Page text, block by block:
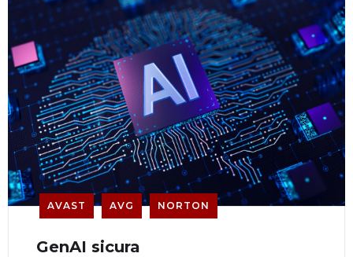
AVAST AVG NORTON
GenAI sicura